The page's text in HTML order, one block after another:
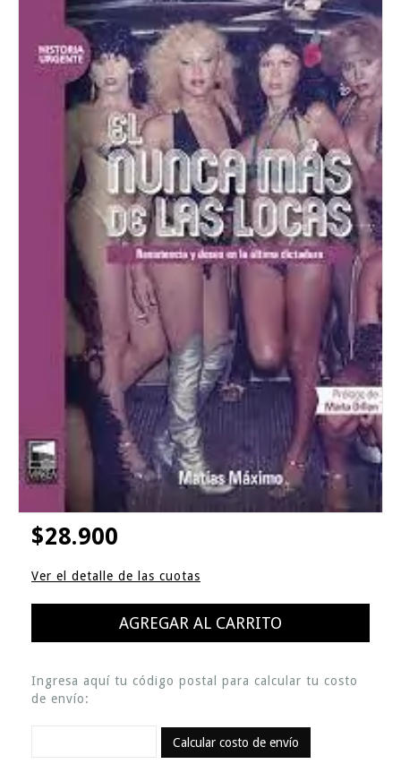
$28.900
Ver el detalle de las cuotas
Ingresa aquí tu código postal para calcular tu costo
de envío:
Calcular costo de envío